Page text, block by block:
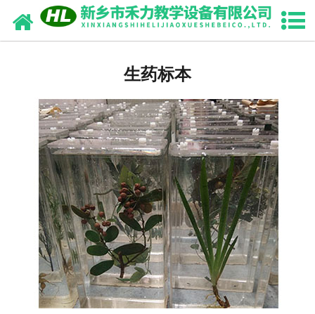
网站首页
畜牧兽医干（浸）制标本
中药腊叶标本
生药切片标本
骨骼标本
动植物标本
教学切片标本
生药标本